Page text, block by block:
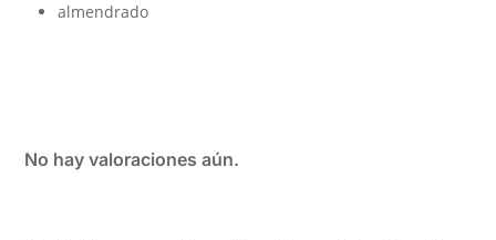
almendrado
No hay valoraciones aún.